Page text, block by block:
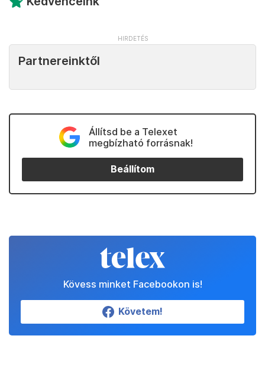
Partnereinktől
Állítsd be a Telexet
megbízható forrásnak!
Beállítom
Kövess minket Facebookon is!
Követem!